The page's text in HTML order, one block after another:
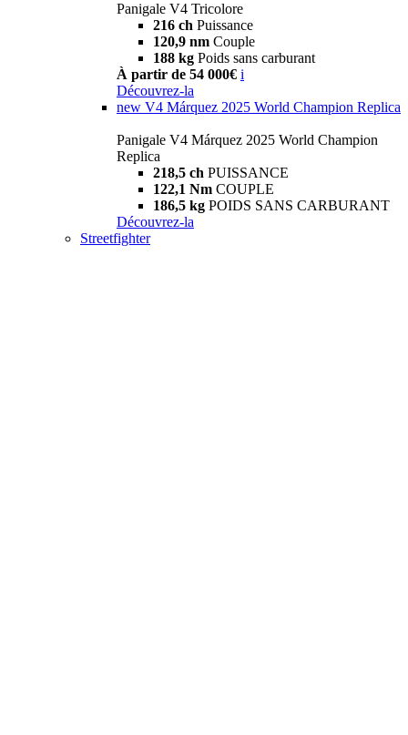
Panigale V4 Tricolore
216 ch Puissance
120,9 nm Couple
188 kg Poids sans carburant
À partir de 54 000€ i
Découvrez-la
new V4 Márquez 2025 World Champion Replica
Panigale V4 Márquez 2025 World Champion
Replica
218,5 ch PUISSANCE
122,1 Nm COUPLE
186,5 kg POIDS SANS CARBURANT
Découvrez-la
Streetfighter